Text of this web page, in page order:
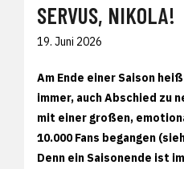
SERVUS, NIKOLA!
19. Juni 2026
Am Ende einer Saison
immer, auch Abschied zu
mit einer großen,
10.000 Fans begangen
Denn ein Saisonende ist